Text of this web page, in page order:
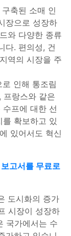
축된 소매 인
장으로 성장하
와 다양한 종류
다. 편의성, 건
역의 시장을 주
인해 통조림
프랑스와 같은
프에 대한 선
확보하고 있
있어서도 혁신
고서를 무료로
도시화의 증가
시장이 성장하
국가에서는 수